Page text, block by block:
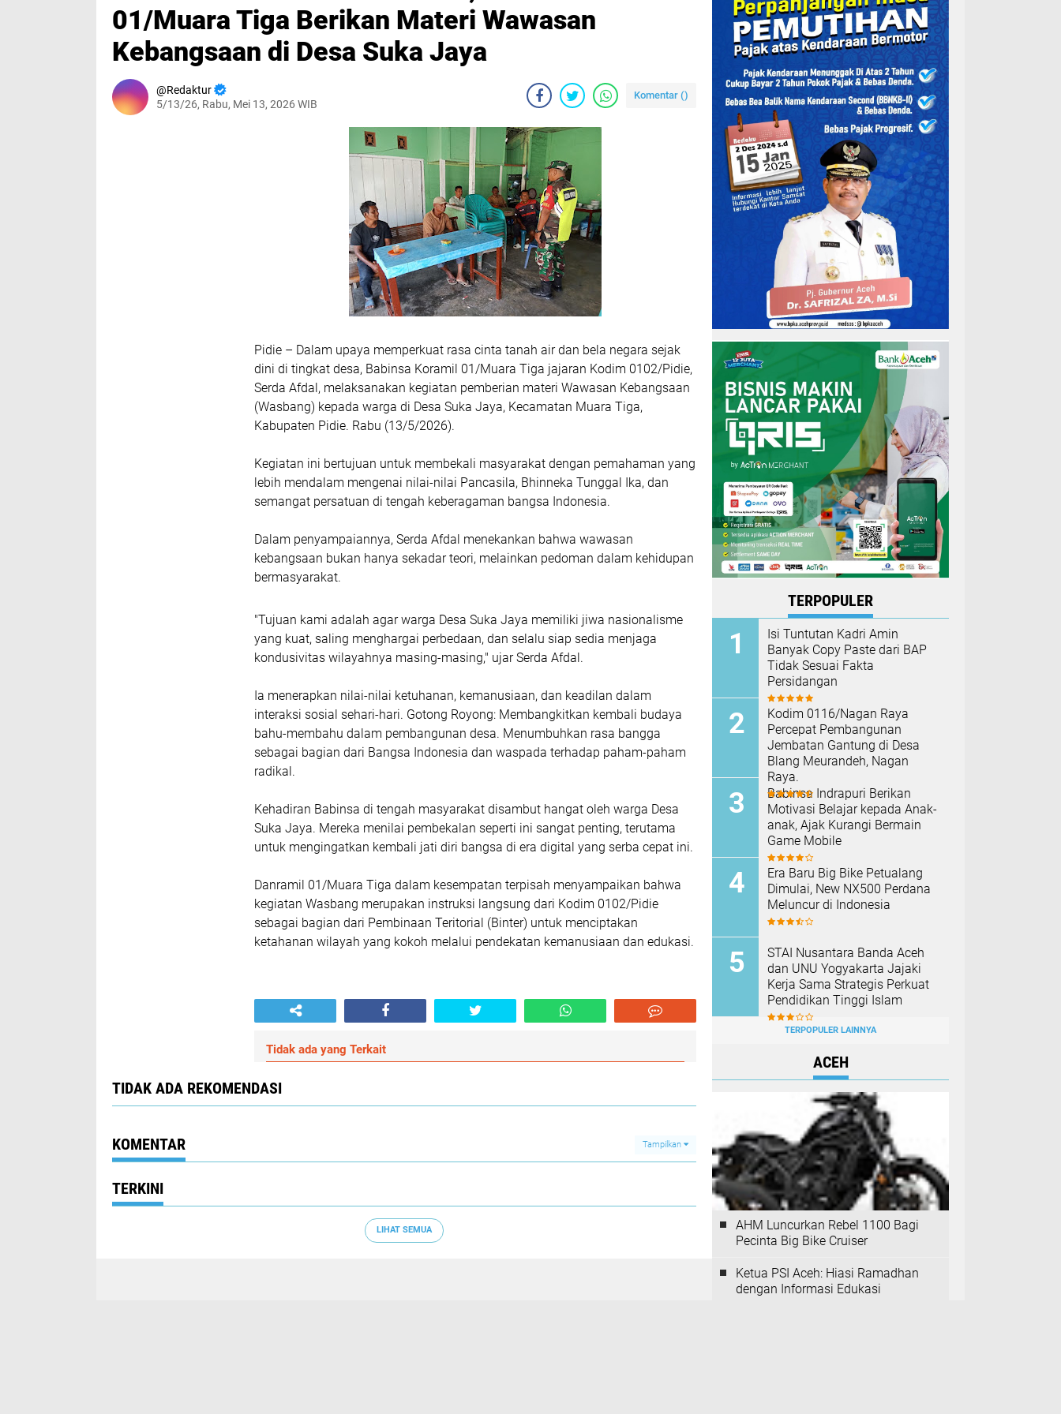
01/Muara Tiga Berikan Materi Wawasan
Kebangsaan di Desa Suka Jaya
Redaktur
5/13/26, Rabu, Mei 13, 2026 WIB
Komentar ()
Pidie – Dalam upaya memperkuat rasa cinta tanah air dan bela negara sejak
dini di tingkat desa, Babinsa Koramil 01/Muara Tiga jajaran Kodim 0102/Pidie,
Serda Afdal, melaksanakan kegiatan pemberian materi Wawasan Kebangsaan
(Wasbang) kepada warga di Desa Suka Jaya, Kecamatan Muara Tiga,
Kabupaten Pidie. Rabu (13/5/2026).
Kegiatan ini bertujuan untuk membekali masyarakat dengan pemahaman yang
lebih mendalam mengenai nilai-nilai Pancasila, Bhinneka Tunggal Ika, dan
semangat persatuan di tengah keberagaman bangsa Indonesia.
Dalam penyampaiannya, Serda Afdal menekankan bahwa wawasan
kebangsaan bukan hanya sekadar teori, melainkan pedoman dalam kehidupan
bermasyarakat.
"Tujuan kami adalah agar warga Desa Suka Jaya memiliki jiwa nasionalisme
yang kuat, saling menghargai perbedaan, dan selalu siap sedia menjaga
kondusivitas wilayahnya masing-masing," ujar Serda Afdal.
Ia menerapkan nilai-nilai ketuhanan, kemanusiaan, dan keadilan dalam
interaksi sosial sehari-hari. Gotong Royong: Membangkitkan kembali budaya
bahu-membahu dalam pembangunan desa. Menumbuhkan rasa bangga
sebagai bagian dari Bangsa Indonesia dan waspada terhadap paham-paham
radikal.
Kehadiran Babinsa di tengah masyarakat disambut hangat oleh warga Desa
Suka Jaya. Mereka menilai pembekalan seperti ini sangat penting, terutama
untuk mengingatkan kembali jati diri bangsa di era digital yang serba cepat ini.
Danramil 01/Muara Tiga dalam kesempatan terpisah menyampaikan bahwa
kegiatan Wasbang merupakan instruksi langsung dari Kodim 0102/Pidie
sebagai bagian dari Pembinaan Teritorial (Binter) untuk menciptakan
ketahanan wilayah yang kokoh melalui pendekatan kemanusiaan dan edukasi.
Tidak ada yang Terkait
TIDAK ADA REKOMENDASI
KOMENTAR Tampilkan
TERKINI
LIHAT SEMUA
TERPOPULER
Isi Tuntutan Kadri Amin
Banyak Copy Paste dari BAP
Tidak Sesuai Fakta
Persidangan
Kodim 0116/Nagan Raya
Percepat Pembangunan
Jembatan Gantung di Desa
Blang Meurandeh, Nagan
Raya.
Babinsa Indrapuri Berikan
Motivasi Belajar kepada Anak-
anak, Ajak Kurangi Bermain
Game Mobile
Era Baru Big Bike Petualang
Dimulai, New NX500 Perdana
Meluncur di Indonesia
STAI Nusantara Banda Aceh
dan UNU Yogyakarta Jajaki
Kerja Sama Strategis Perkuat
Pendidikan Tinggi Islam
TERPOPULER LAINNYA
ACEH
AHM Luncurkan Rebel 1100 Bagi
Pecinta Big Bike Cruiser
Ketua PSI Aceh: Hiasi Ramadhan
dengan Informasi Edukasi